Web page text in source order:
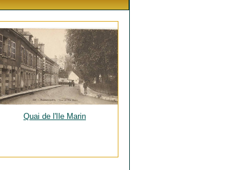
Quai de l'Ile Marin